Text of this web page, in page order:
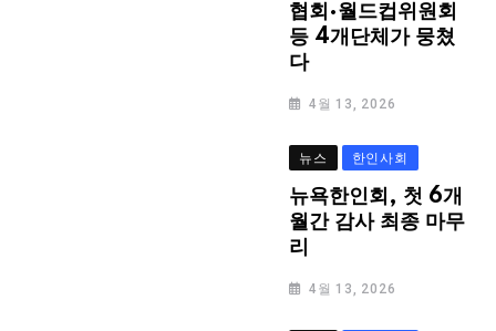
협회·월드컵위원회
등 4개단체가 뭉쳤
다
4월 13, 2026
뉴스 한인사회
뉴욕한인회, 첫 6개
월간 감사 최종 마무
리
4월 13, 2026